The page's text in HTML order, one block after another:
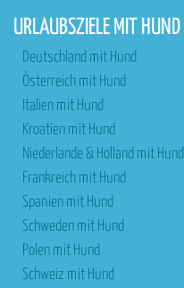
URLAUBSZIELE MIT HUND
Deutschland mit Hund
Österreich mit Hund
Italien mit Hund
Kroatien mit Hund
Niederlande & Holland mit Hund
Frankreich mit Hund
Spanien mit Hund
Schweden mit Hund
Polen mit Hund
Schweiz mit Hund